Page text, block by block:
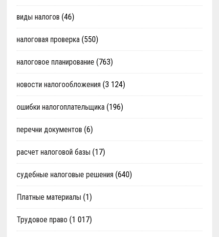
виды налогов (46)
налоговая проверка(550)
налоговое планирование (763)
новости налогообложения (3 124)
ошибки налогоплательщика(196)
перечни документов (6)
расчет налоговой базы (17)
судебные налоговые решения (640)
Платные материалы (1)
Трудовое право (1 017)